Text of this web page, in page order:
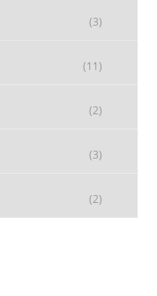
(3)
(11)
(2)
(3)
(2)